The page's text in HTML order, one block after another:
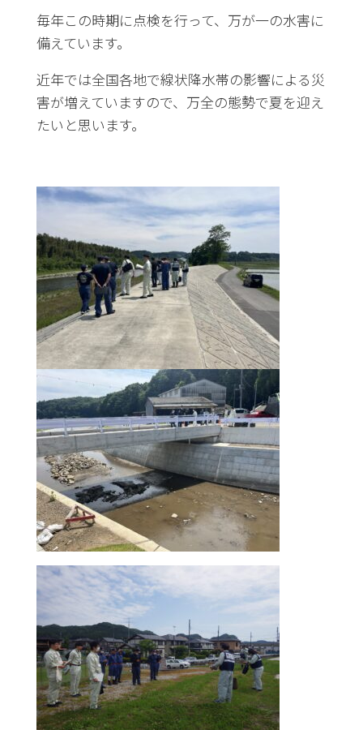
毎年この時期に点検を行って、万が一の水害に
備えています。
近年では全国各地で線状降水帯の影響による災
害が増えていますので、万全の態勢で夏を迎え
たいと思います。